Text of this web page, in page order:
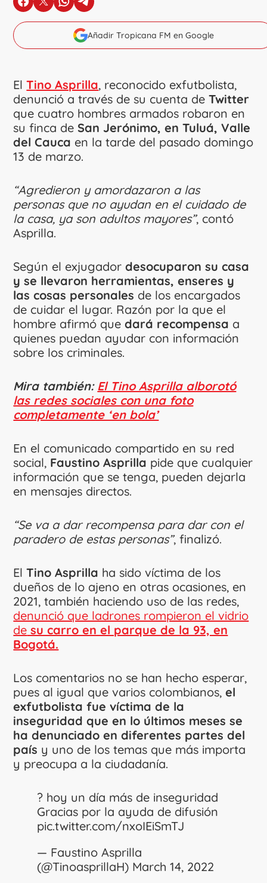
en Facebook
en Xen Whatsapp
en Telegram
Añadir Tropicana FM en Google
ElTino Asprilla, reconocido exfutbolista,
denunció a través de su cuenta de Twitter
que cuatro hombres armados robaron en
su finca deSan Jerónimo, en Tuluá, Valle
del Cauca en la tarde del pasado domingo
13 de marzo.
“Agredieron y amordazaron a las
personas que no ayudan en el cuidado de
la casa, ya son adultos mayores”, contó
Asprilla.
Según el exjugador desocuparon su casa
y se llevaron herramientas, enseres y
las cosas personales de los encargados
de cuidar el lugar. Razón por la que el
hombre afirmó quedará recompensa a
quienes puedan ayudar con información
sobre los criminales.
Mira también: El Tino Asprilla alborotó
las redes sociales con una foto
completamente ‘en bola’
En el comunicado compartido en su red
social, Faustino Asprilla pide que cualquier
información que se tenga, pueden dejarla
en mensajes directos.
“Se va a dar recompensa para dar con el
paradero de estas personas”, finalizó.
ElTino Asprilla ha sido víctima de los
dueños de lo ajeno en otras ocasiones, en
2021, también haciendo uso de las redes,
denunció que ladrones rompieron el vidrio
de su carro en el parque de la 93, en
Bogotá.
Los comentarios no se han hecho esperar,
pues al igual que varios colombianos,el
exfutbolista fue víctima de la
inseguridad que en lo últimos meses se
ha denunciado en diferentes partes del
país y uno de los temas que más importa
y preocupa a la ciudadanía.
? hoy un día más de inseguridad
Gracias por la ayuda de difusión
pic.twitter.com/nxoIEiSmTJ
— Faustino Asprilla
(@TinoasprillaH) March 14, 2022